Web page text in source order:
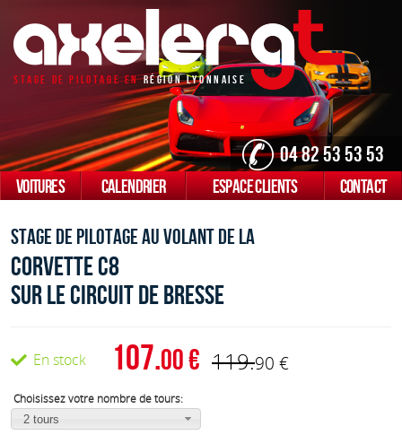
Stage De Pilotage EnRégion Lyonnaise
04 82 53 53 53
VOITURES CALENDRIER ESPACE CLIENTS CONTACT
Stage de pilotage au volant de la
Corvette C8
sur le Circuit de bresse
En stock 107.00 119.90
Choisissez votre nombre de tours:
2 tours